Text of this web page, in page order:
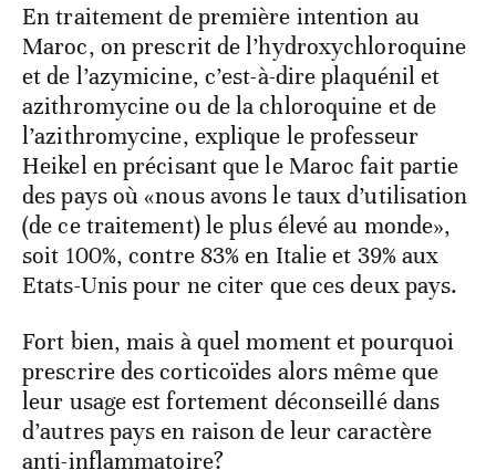
En traitement de première intention au
Maroc, on prescrit de l’hydroxychloroquine
et de l’azymicine, c’est-à-dire plaquénil et
azithromycine ou de la chloroquine et de
l’azithromycine, explique le professeur
Heikel en précisant que le Maroc fait partie
des pays où «nous avons le taux d’utilisation
(de ce traitement) le plus élevé au monde»,
soit 100%, contre 83% en Italie et 39% aux
Etats-Unis pour ne citer que ces deux pays.
Fort bien, mais à quel moment et pourquoi
prescrire des corticoïdes alors même que
leur usage est fortement déconseillé dans
d’autres pays en raison de leur caractère
anti-inflammatoire?